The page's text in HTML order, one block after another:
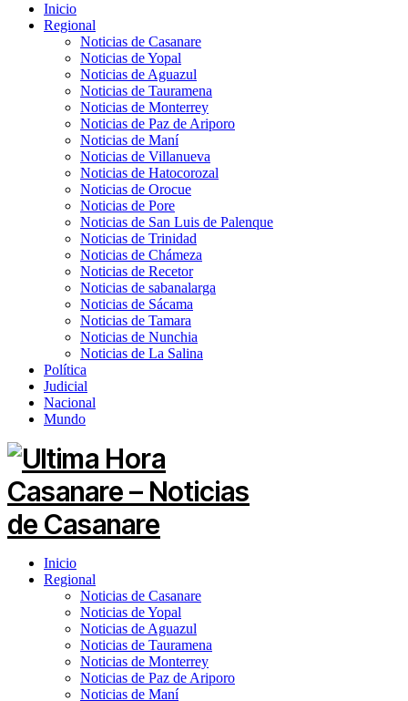
Inicio
Regional
Noticias de Casanare
Noticias de Yopal
Noticias de Aguazul
Noticias de Tauramena
Noticias de Monterrey
Noticias de Paz de Ariporo
Noticias de Maní
Noticias de Villanueva
Noticias de Hatocorozal
Noticias de Orocue
Noticias de Pore
Noticias de San Luis de Palenque
Noticias de Trinidad
Noticias de Chámeza
Noticias de Recetor
Noticias de sabanalarga
Noticias de Sácama
Noticias de Tamara
Noticias de Nunchia
Noticias de La Salina
Política
Judicial
Nacional
Mundo
Inicio
Regional
Noticias de Casanare
Noticias de Yopal
Noticias de Aguazul
Noticias de Tauramena
Noticias de Monterrey
Noticias de Paz de Ariporo
Noticias de Maní